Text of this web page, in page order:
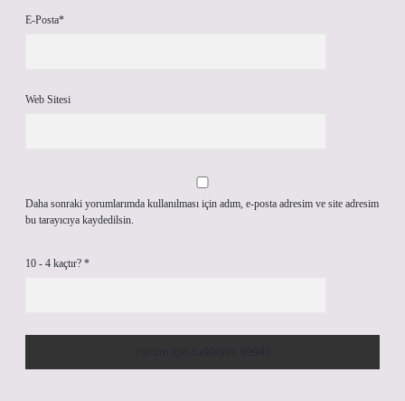
E-Posta*
Web Sitesi
Daha sonraki yorumlarımda kullanılması için adım, e-posta adresim ve site adresim
bu tarayıcıya kaydedilsin.
10 - 4 kaçtır? *